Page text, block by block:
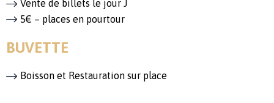
Vente de billets le jour J
5€ – places en pourtour
BUVETTE
Boisson et Restauration sur place